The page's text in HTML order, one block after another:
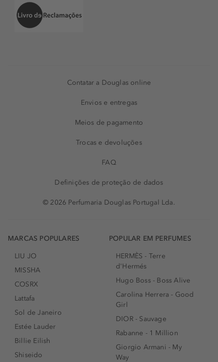
Contatar a Douglas online
Envios e entregas
Meios de pagamento
Trocas e devoluções
FAQ
Definições de proteção de dados
© 2026 Perfumaria Douglas Portugal Lda.
MARCAS POPULARES
LIU JO
MISSHA
COSRX
Lattafa
Sol de Janeiro
Estée Lauder
Billie Eilish
Shiseido
POPULAR EM PERFUMES
HERMÈS - Terre
d'Hermés
Hugo Boss - Boss Alive
Carolina Herrera - Good
Girl
DIOR - Sauvage
Rabanne - 1 Million
Giorgio Armani - My
Way